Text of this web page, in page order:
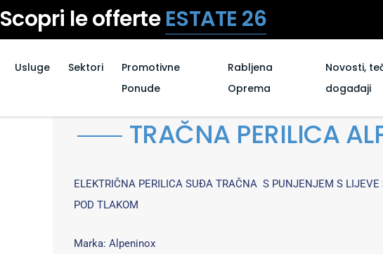
Scopri le offerteESTATE 26
Usluge Sektori
Promotivne
Ponude
Rabljena
Oprema
Novosti,
događaji
TRAČNA PERILICA
ELEKTRIČNA PERILICA SUĐA TRAČNA S PUNJENJEM S LIJEVE
POD TLAKOM
Marka: Alpeninox